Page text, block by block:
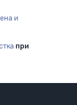
и
при